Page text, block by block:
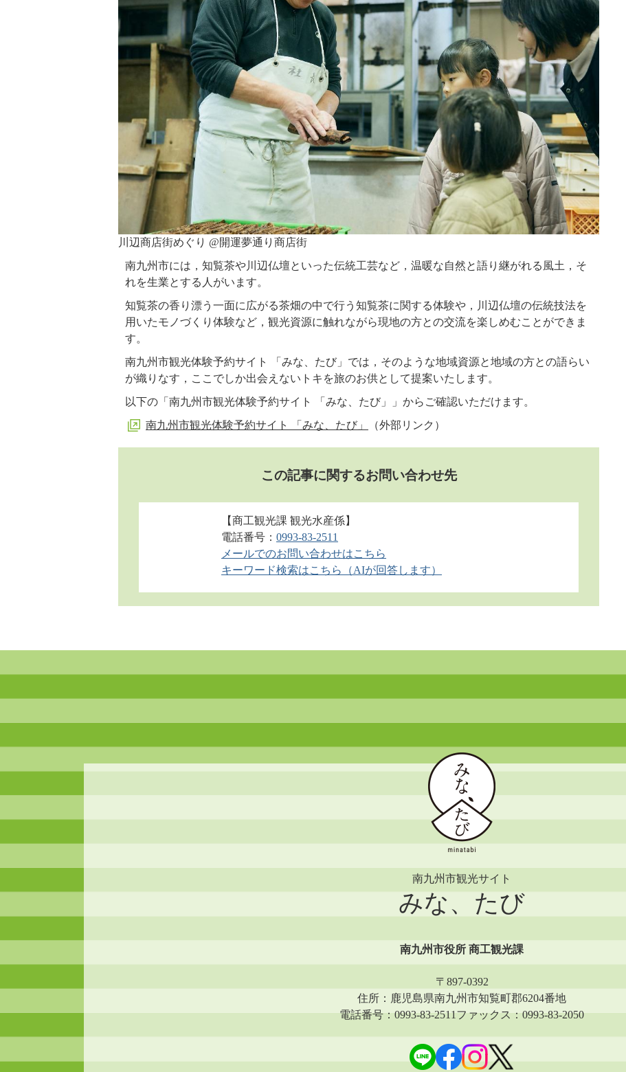
川辺商店街めぐり @開運夢通り商店街
南九州市には，知覧茶や川辺仏壇といった伝統工芸など，温暖な自然と語り継がれる風土，そ
れを生業とする人がいます。
知覧茶の香り漂う一面に広がる茶畑の中で行う知覧茶に関する体験や，川辺仏壇の伝統技法を
用いたモノづくり体験など，観光資源に触れながら現地の方との交流を楽しめむことができま
す。
南九州市観光体験予約サイト 「みな、たび」では，そのような地域資源と地域の方との語らい
が織りなす，ここでしか出会えないトキを旅のお供として提案いたします。
以下の「南九州市観光体験予約サイト 「みな、たび」」からご確認いただけます。
南九州市観光体験予約サイト 「みな、たび」
（外部リンク）
この記事に関するお問い合わせ先
【商工観光課 観光水産係】
電話番号： 0993-83-2511
メールでのお問い合わせはこちら
キーワード検索はこちら（AIが回答します）
南九州市観光サイト
みな、たび
南九州市役所 商工観光課
〒897-0392
住所：鹿児島県南九州市知覧町郡6204番地
電話番号：0993-83-2511ファックス：0993-83-2050